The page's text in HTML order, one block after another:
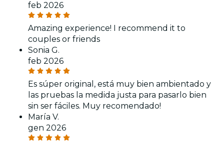
feb 2026
Amazing experience! I recommend it to
couples or friends
Sonia G.
feb 2026
Es súper original, está muy bien ambientado y
las pruebas la medida justa para pasarlo bien
sin ser fáciles. Muy recomendado!
María V.
gen 2026